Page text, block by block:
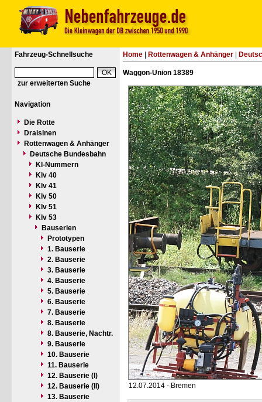
Fahrzeug-Schnellsuche
zur erweiterten Suche
Navigation
Die Rotte
Draisinen
Rottenwagen & Anhänger
Deutsche Bundesbahn
Kl-Nummern
Klv 40
Klv 41
Klv 50
Klv 51
Klv 53
Bauserien
Prototypen
1. Bauserie
2. Bauserie
3. Bauserie
4. Bauserie
5. Bauserie
6. Bauserie
7. Bauserie
8. Bauserie
8. Bauserie, Nachtr.
9. Bauserie
10. Bauserie
11. Bauserie
12. Bauserie (I)
12. Bauserie (II)
13. Bauserie
Home Rottenwagen & Anhänger
Waggon-Union 18389
12.07.2014 - Bremen